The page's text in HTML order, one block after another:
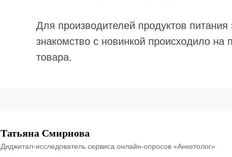
Для производителей продуктов
знакомство с новинкой происходило
товара.
Татьяна Смирнова
Диджитал-исследователь сервиса онлайн-опросов «Анкетолог»